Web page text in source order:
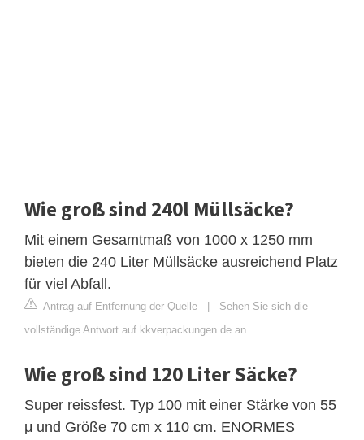
Wie groß sind 240l Müllsäcke?
Mit einem Gesamtmaß von 1000 x 1250 mm
bieten die 240 Liter Müllsäcke ausreichend Platz
für viel Abfall.
Antrag auf Entfernung der Quelle
Sehen Sie sich die
vollständige Antwort auf kkverpackungen.de an
Wie groß sind 120 Liter Säcke?
Super reissfest. Typ 100 mit einer Stärke von 55
μ und Größe 70 cm x 110 cm. ENORMES